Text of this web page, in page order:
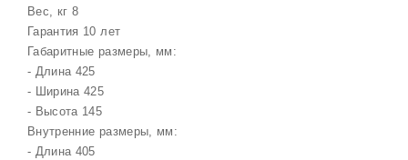
Вес, кг 8
Гарантия 10 лет
Габаритные размеры, мм:
- Длина 425
- Ширина 425
- Высота 145
Внутренние размеры, мм:
- Длина 405